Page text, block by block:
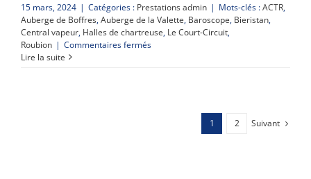
15 mars, 2024 | Catégories : Prestations admin | Mots-clés :ACTR,
Auberge de Boffres,Auberge de la Valette, Baroscope, Bieristan,
Central vapeur, Halles de chartreuse, Le Court-Circuit,
Roubion | Commentaires ferméssur
Lire la suite
1 2 Suivant